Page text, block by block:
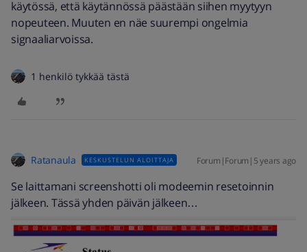
käytössä, että käytännössä päästään siihen myytyyn
nopeuteen. Muuten en näe suurempi ongelmia
signaaliarvoissa.
1 henkilö tykkää tästä
Ratanaula KESKUSTELUN ALOITTAJA Forum|Forum|5 years ago
Se laittamani screenshotti oli modeemin resetoinnin
jälkeen. Tässä yhden päivän jälkeen…